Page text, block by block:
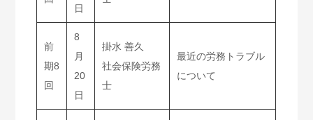
日
前
期8
回
8
月
20
日
掛水 善久
社会保険労務
士
最近の労務トラブル
について